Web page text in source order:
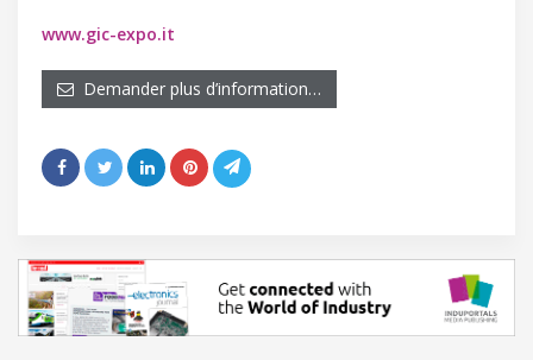
www.gic-expo.it
Demander plus d’information…